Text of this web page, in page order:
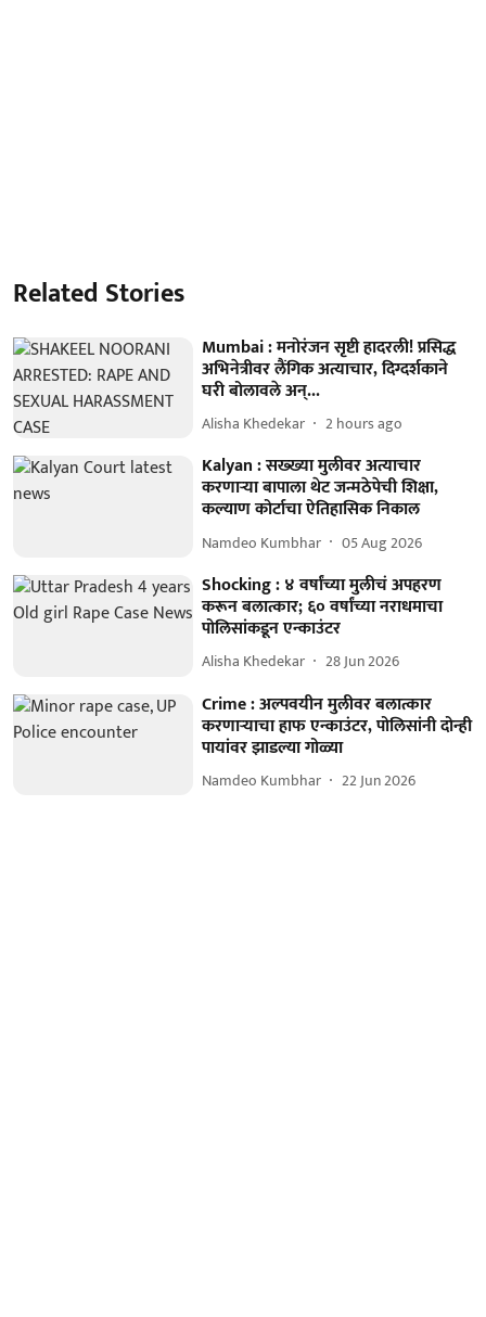
Related Stories
Mumbai : मनोरंजन सृष्टी हादरली! प्रसिद्ध
अभिनेत्रीवर लैंगिक अत्याचार, दिग्दर्शकाने
घरी बोलावले अन्...
Alisha Khedekar 2 hours ago
Kalyan : सख्ख्या मुलीवर अत्याचार
करणाऱ्या बापाला थेट जन्मठेपेची शिक्षा,
कल्याण कोर्टाचा ऐतिहासिक निकाल
Namdeo Kumbhar 05 Aug 2026
Shocking : ४ वर्षांच्या मुलीचं अपहरण
करून बलात्कार; ६० वर्षांच्या नराधमाचा
पोलिसांकडून एन्काउंटर
Alisha Khedekar 28 Jun 2026
Crime : अल्पवयीन मुलीवर बलात्कार
करणाऱ्याचा हाफ एन्काउंटर, पोलिसांनी दोन्ही
पायांवर झाडल्या गोळ्या
Namdeo Kumbhar 22 Jun 2026